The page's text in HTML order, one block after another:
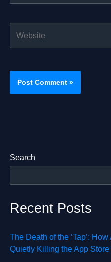
Search
Recent Posts
The Death of the ‘Tap’:
Quietly Killing the App Store